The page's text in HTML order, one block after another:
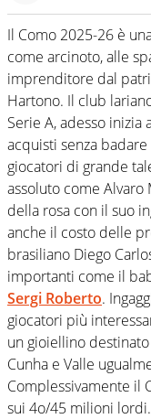
appassionato
calciomercato,
volley, basket:
sanno che
zero faziosità.
giornalisti ed
rimessa
verso la rete,
creano
Il Como 2025-26 è
come arcinoto, alle
imprenditore dal
Hartono. Il club
Serie A, adesso inizia
acquisti senza
giocatori di grande
assoluto come
della rosa con il suo
anche il costo delle
brasiliano Diego
importanti come il
Sergi Roberto.
giocatori più
un gioiellino
Cunha e Valle
Complessivamente il
sui 4o/45 milioni lordi.